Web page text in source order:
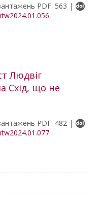
PDF: 563 |
Людвіг
Схід, що не
PDF: 482 |